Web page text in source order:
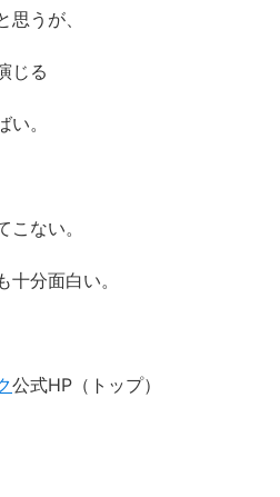
うが、
じる
。
ない。
分面白い。
公式HP（トップ）